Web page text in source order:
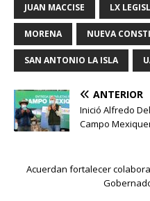
JUAN MACCISE LX
MORENA NUEVA
SAN ANTONIO LA ISLA
ANTERIOR
Inició Alfredo
Campo
Acuerdan fortalecer